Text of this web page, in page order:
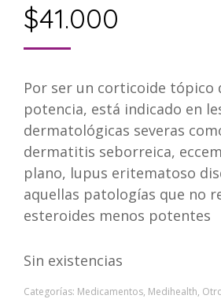
$41.000
Por ser un corticoide tópico
potencia, está indicado en
dermatológicas severas
dermatitis seborreica,
plano, lupus eritematoso
aquellas patologías que no
esteroides menos potentes
Sin existencias
Categorías: Medicamentos, Medihealth,